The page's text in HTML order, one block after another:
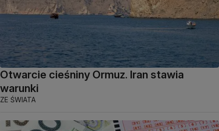
Otwarcie cieśniny Ormuz. Iran stawia
warunki
ZE ŚWIATA